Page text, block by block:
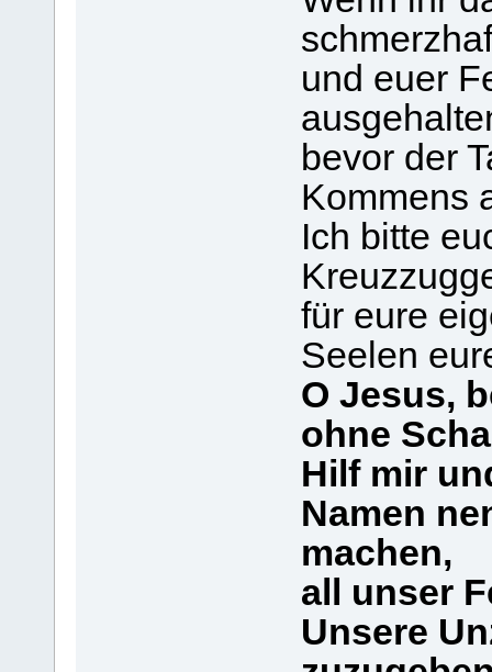
und euer
bevor der
Kommens
Ich bitte
für eure
Seelen
O Jesus,
ohne
Hilf mir
Namen
machen,
all unser
Unsere